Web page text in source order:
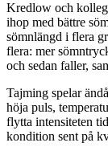
Kredlow och
ihop med bättre
sömnlängd i flera
flera: mer
och sedan faller,
Tajming spelar
höja puls,
flytta intensiteten
kondition sent på